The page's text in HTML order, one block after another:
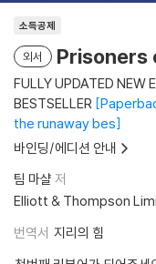
소득공제
외서 Prisoners
FULLY UPDATED NEW
BESTSELLER
the runaway bes
바인딩/에디션 안내
팀 마샬 저
Elliott & Thompson
번역서 지리의 힘